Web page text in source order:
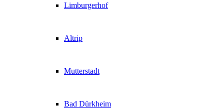
Limburgerhof
Altrip
Mutterstadt
Bad Dürkheim